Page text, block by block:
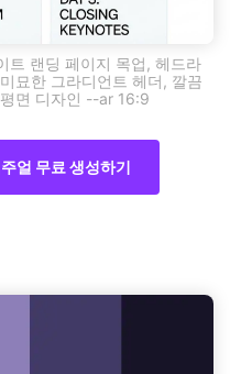
트 랜딩 페이지 목업, 헤드라
묘한 그라디언트 헤더, 깔끔
면 디자인 --ar 16:9
얼 무료 생성하기